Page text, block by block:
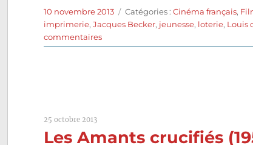
Publié
le
10 novembre 2013 Catégories
Catégories :Cinéma français,
imprimerie,Jacques Becker, jeunesse, loterie, Louis
commentairessur
Antoine
25 octobre 2013
Les Amants crucifiés